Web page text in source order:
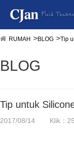
RUMAH BLOG Tip
BLOG
Tip untuk
2017/08/14 Klik：